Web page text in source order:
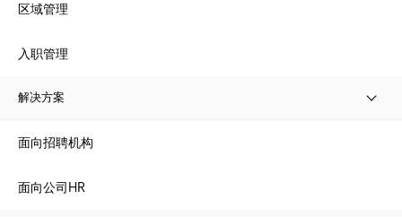
区域管理
入职管理
解决方案
面向招聘机构
面向公司HR